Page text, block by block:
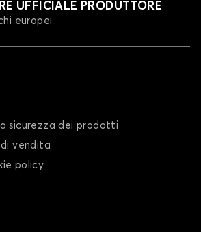
UFFICIALE PRODUTTORE
europei
sicurezza dei prodotti
vendita
policy